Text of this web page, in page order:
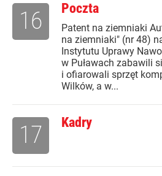
Poczta
Patent na ziemniaki
na ziemniaki" (nr 48)
Instytutu Uprawy
w Puławach zabawili
i ofiarowali sprzęt
Wilków, a w...
16
Kadry
17